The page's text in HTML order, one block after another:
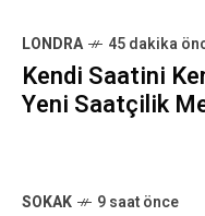
LONDRA 45 dakika
Kendi Saatini
Yeni Saatçilik
SOKAK 9 saat önce